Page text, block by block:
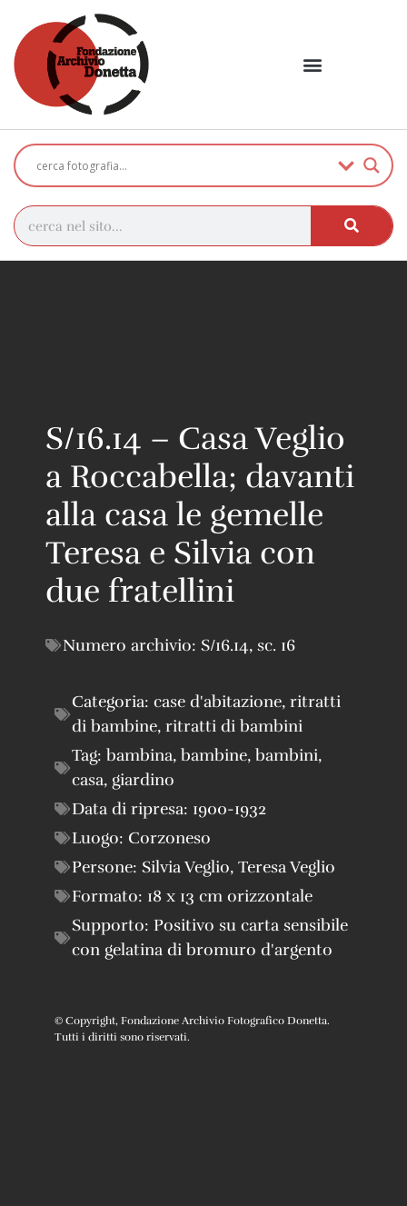
S/16.14 – Casa Veglio
a Roccabella; davanti
alla casa le gemelle
Teresa e Silvia con
due fratellini
Numero archivio: S/16.14, sc. 16
Categoria: case d'abitazione, ritratti
di bambine, ritratti di bambini
Tag: bambina, bambine, bambini,
casa, giardino
Data di ripresa: 1900-1932
Luogo: Corzoneso
Persone: Silvia Veglio, Teresa Veglio
Formato: 18 x 13 cm orizzontale
Supporto: Positivo su carta sensibile
con gelatina di bromuro d'argento
© Copyright, Fondazione Archivio Fotografico Donetta.
Tutti i diritti sono riservati.